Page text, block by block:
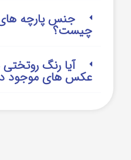
جنس پارچه
چیست؟
آیا رنگ روتختی
عکس های موجود